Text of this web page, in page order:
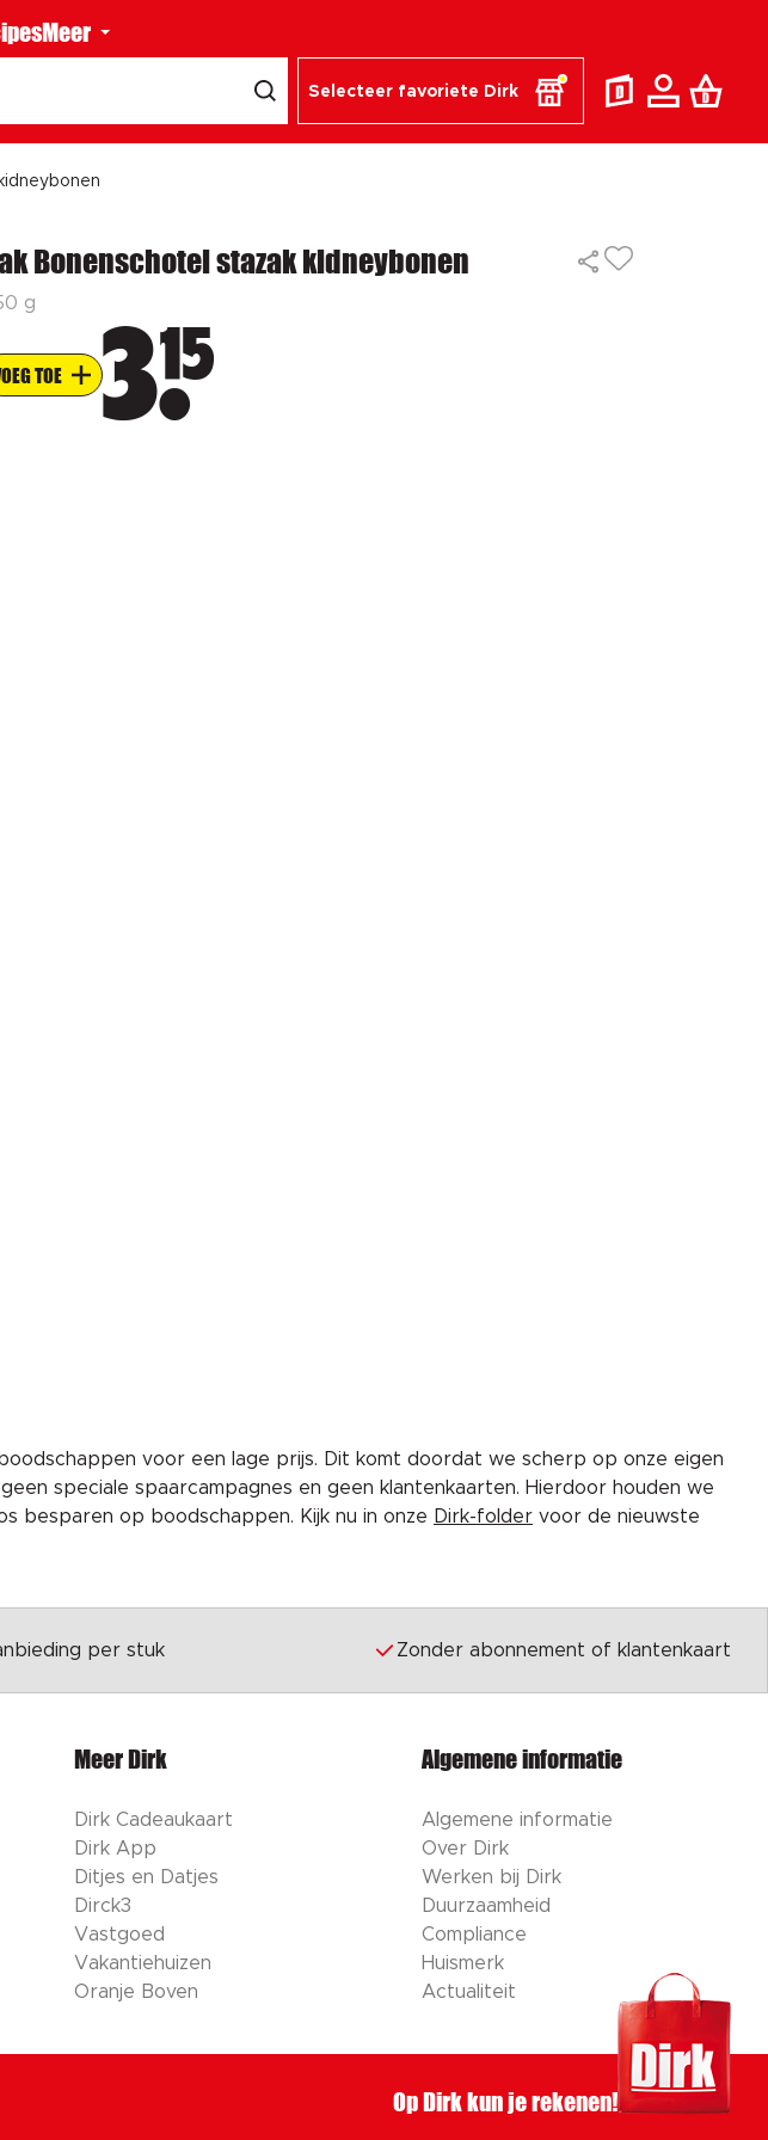
Meer
Selecteer favoriete Dirk
Bonenschotel stazak kidneybonen
g
TOE 315
voor een lage prijs. Dit komt doordat we scherp op onze eigen
speciale spaarcampagnes en geen klantenkaarten. Hierdoor houden we
besparen op boodschappen. Kijk nu in onze Dirk-folder voor de nieuwste
per stuk Zonder abonnement of klantenkaart
Meer Dirk
Dirk Cadeaukaart
Dirk App
Ditjes en Datjes
Dirck3
Vastgoed
Vakantiehuizen
Oranje Boven
Algemene informatie
Algemene informatie
Over Dirk
Werken bij Dirk
Duurzaamheid
Compliance
Huismerk
Actualiteit
Op Dirk kun je rekenen!